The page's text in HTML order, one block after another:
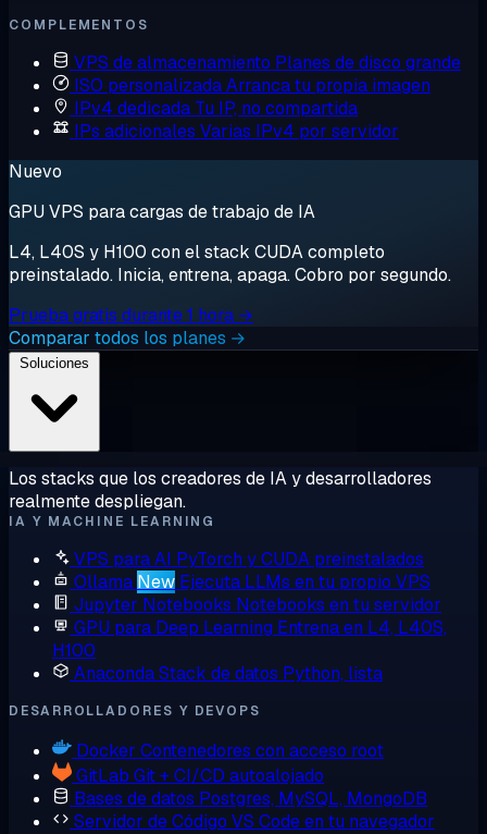
COMPLEMENTOS
VPS de almacenamiento Planes de disco grande
ISO personalizadaArranca tu propia imagen
IPv4 dedicada Tu IP, no compartida
IPs adicionales Varias IPv4 por servidor
Nuevo
GPU VPS para cargas de trabajo de IA
L4, L40S y H100 con el stack CUDA completo
preinstalado. Inicia, entrena, apaga. Cobro por segundo.
Prueba gratis durante 1 hora →
Comparar todos los planes →
Los stacks que los creadores de IA y desarrolladores
realmente despliegan.
IA Y MACHINE LEARNING
VPS para AI PyTorch y CUDA preinstalados
Ollama New Ejecuta LLMs en tu propio VPS
Jupyter Notebooks Notebooks en tu servidor
GPU para Deep Learning Entrena en L4, L40S,
H100
AnacondaStack de datos Python, lista
DESARROLLADORES Y DEVOPS
Docker Contenedores con acceso root
GitLab Git + CI/CD autoalojado
Bases de datos Postgres, MySQL, MongoDB
Servidor de Código VS Code en tu navegador